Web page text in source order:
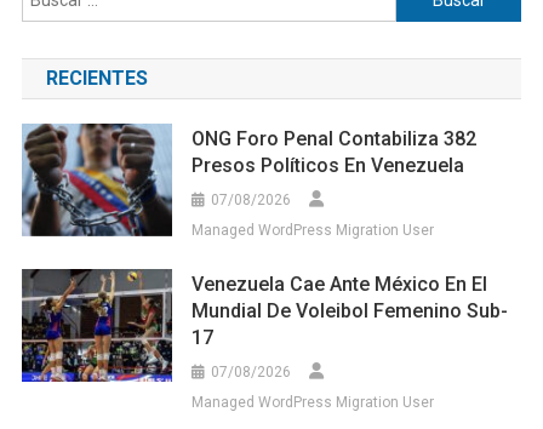
RECIENTES
ONG Foro Penal Contabiliza 382
Presos Políticos En Venezuela
07/08/2026
Managed WordPress Migration User
Venezuela Cae Ante México En El
Mundial De Voleibol Femenino Sub-
17
07/08/2026
Managed WordPress Migration User